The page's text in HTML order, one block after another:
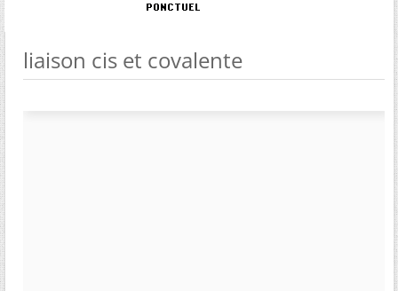
liaison cis et covalente